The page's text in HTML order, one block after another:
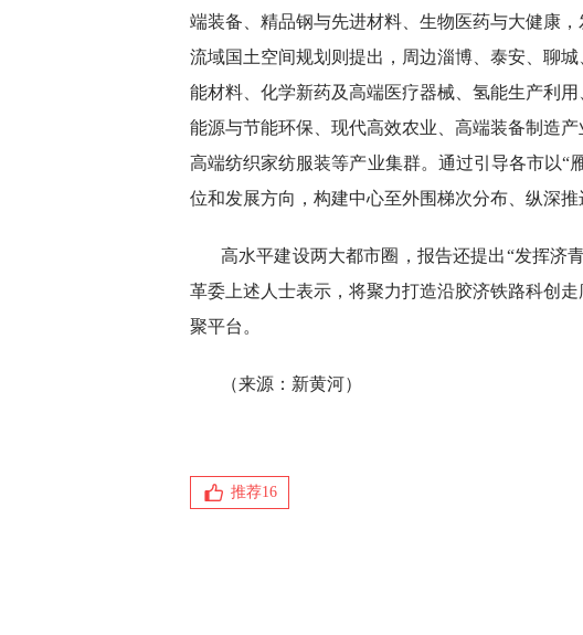
端装备、精品钢与先进材料、生物医药与大健康
流域国土空间规划则提出，周边淄博、泰安、聊
能材料、化学新药及高端医疗器械、氢能生产利
能源与节能环保、现代高效农业、高端装备制造
高端纺织家纺服装等产业集群。通过引导各市以“
位和发展方向，构建中心至外围梯次分布、纵深推
高水平建设两大都市圈，报告还提出“发挥济
革委上述人士表示，将聚力打造沿胶济铁路科创
聚平台。
（来源：新黄河）
推荐16